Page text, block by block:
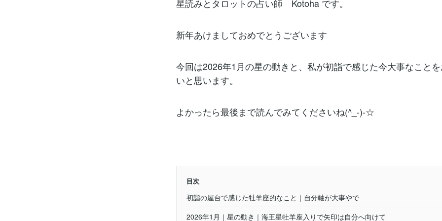
星読みとタロットの占い師 Kotoha です。
新年あけましておめでとうございます
今回は2026年1月の星の動きと、私が初詣で感じた今大事なこと
いと思います。
よかったら最後まで読んでみてくださいね(^_-)-☆
目次
初詣の屋台で感じた牡羊座的なこと｜自分軸が大事やで
2026年1月｜星の動き｜海王星牡羊座入りで矢印は自分へ向けて